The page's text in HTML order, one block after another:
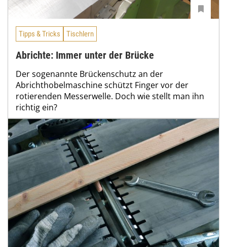
Tipps & Tricks Tischlern
Abrichte: Immer unter der Brücke
Der sogenannte Brückenschutz an der
Abrichthobelmaschine schützt Finger vor der
rotierenden Messerwelle. Doch wie stellt man ihn
richtig ein?